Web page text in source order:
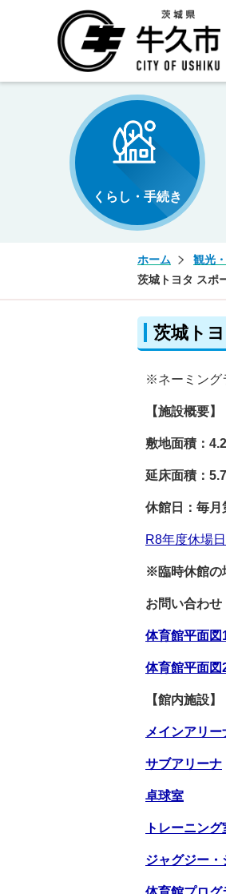
くらし・手続き
ホーム 観光
茨城トヨタ スポ
茨城ト
※ネーミング
【施設概要】
敷地面積：
延床面積：
休館日：毎月
R8年度休場
※臨時休館の
お問い合わ
体育館平面図
体育館平面図
【館内施設】
メインアリー
サブアリーナ
卓球室
トレーニング
ジャグジー・